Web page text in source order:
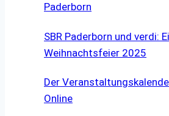
Paderborn
SBR Paderborn und verdi:
Weihnachtsfeier 2025
Der
Online